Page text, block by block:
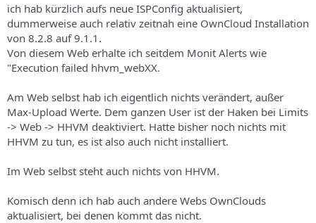
s
T
h
e
m
d
a
t
u
m
ich hab kürzlich aufs neue ISPConfig aktualisiert,
dummerweise auch relativ zeitnah eine OwnCloud Installation
von 8.2.8 auf 9.1.1.
Von diesem Web erhalte ich seitdem Monit Alerts wie
"Execution failed hhvm_webXX.
Am Web selbst hab ich eigentlich nichts verändert, außer
Max-Upload Werte. Dem ganzen User ist der Haken bei Limits
-> Web -> HHVM deaktiviert. Hatte bisher noch nichts mit
HHVM zu tun, es ist also auch nicht installiert.
Im Web selbst steht auch nichts von HHVM.
Komisch denn ich hab auch andere Webs OwnClouds
aktualisiert, bei denen kommt das nicht.